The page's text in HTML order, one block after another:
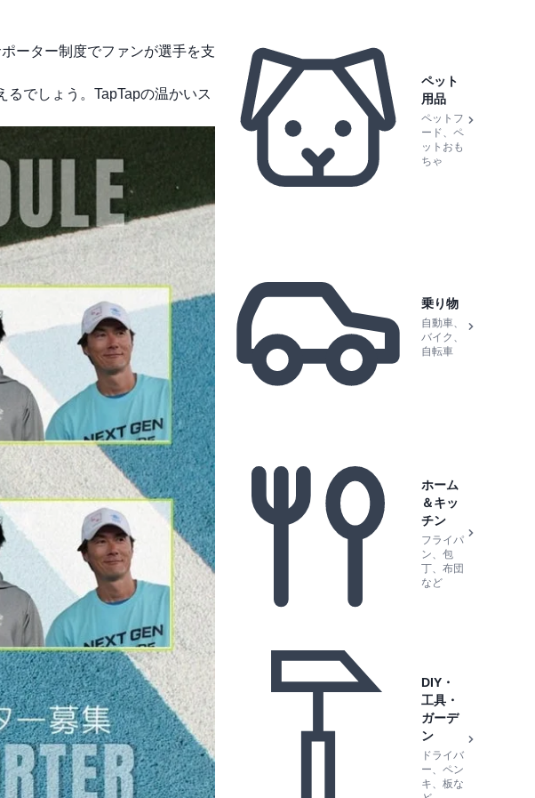
ーター制度でファンが選手を支
でしょう。TapTapの温かいス
ペット
用品
ペットフ
ード、ペ
ットおも
ちゃ
乗り物
自動車、
バイク、
自転車
ホーム
＆キッ
チン
フライパ
ン、包
丁、布団
など
DIY・
工具・
ガーデ
ン
ドライバ
ー、ペン
キ、板な